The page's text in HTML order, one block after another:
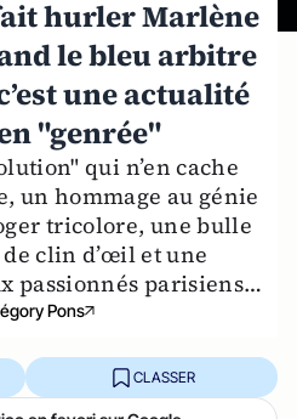
hurler Marlène
le bleu arbitre
une actualité
"genrée"
qui n’en cache
un hommage au génie
tricolore, une bulle
clin d’œil et une
passionnés parisiens…
Pons
CLASSER